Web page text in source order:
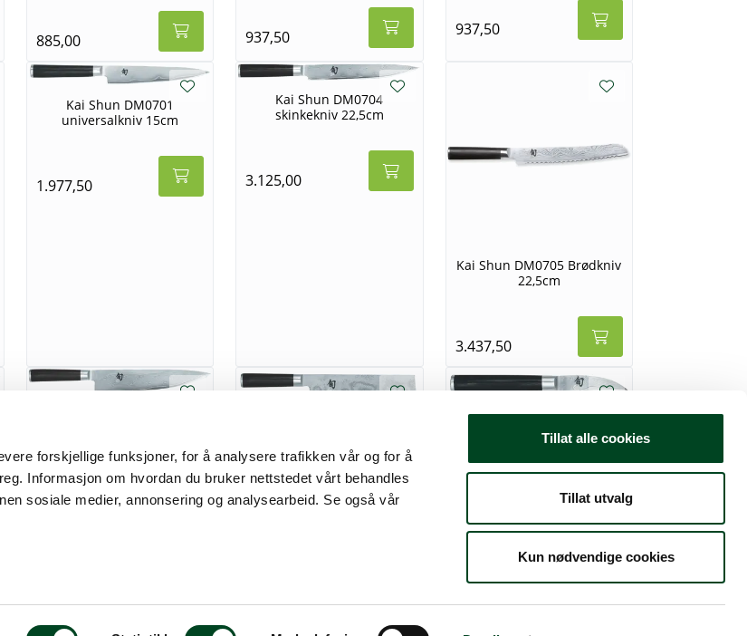
forskjellige funksjoner, for å analysere trafikken vår og for å
Informasjon om hvordan du bruker nettstedet vårt behandles
sosiale medier, annonsering og analysearbeid. Se også vår
Tillat alle cookies
Tillat utvalg
Kun nødvendige cookies
885,00 937,50 937,50
Kai Shun DM0701
universalkniv 15cm
1.977,50
Kai Shun DM0704
skinkekniv 22,5cm
3.125,00
Kai Shun DM0705 Brødkniv
22,5cm
3.437,50
3.645,00
Kai Shun DM0712 Kinesisk
Kokkekniv 19,5cm
Kai Shun DM0715 rotkniv
2,5cm
Vis flere